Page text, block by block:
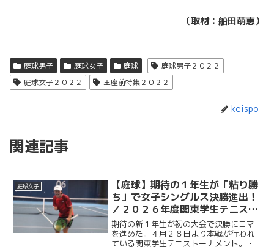
（取材：船田萌恵）
庭球男子 庭球女子 庭球
庭球男子２０２２
庭球女子２０２２
王座前特集２０２２
keispo
関連記事
庭球女子
【庭球】期待の１年生が「粘り勝
ち」で女子シングルス決勝進出！
／２０２６年度関東学生テニスト
ーナメント
期待の新１年生が初の大会で決勝にコマ
を進めた。４月２８日より本戦が行われ
ている関東学生テニストーナメント。大